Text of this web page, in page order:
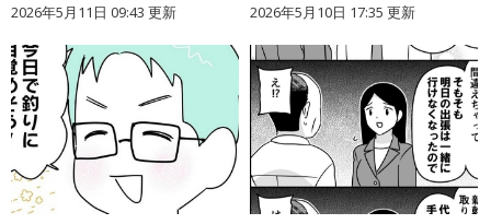
2026年5月11日 09:43 更新 2026年5月10日 17:35 更新